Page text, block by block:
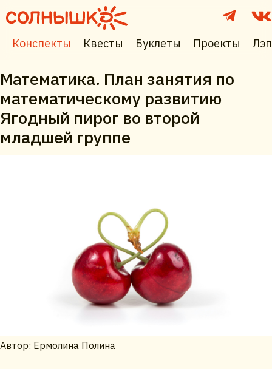
Конспекты Квесты Буклеты Проекты
Математика. План занятия по
математическому развитию
Ягодный пирог во второй
младшей группе
Автор: Ермолина Полина